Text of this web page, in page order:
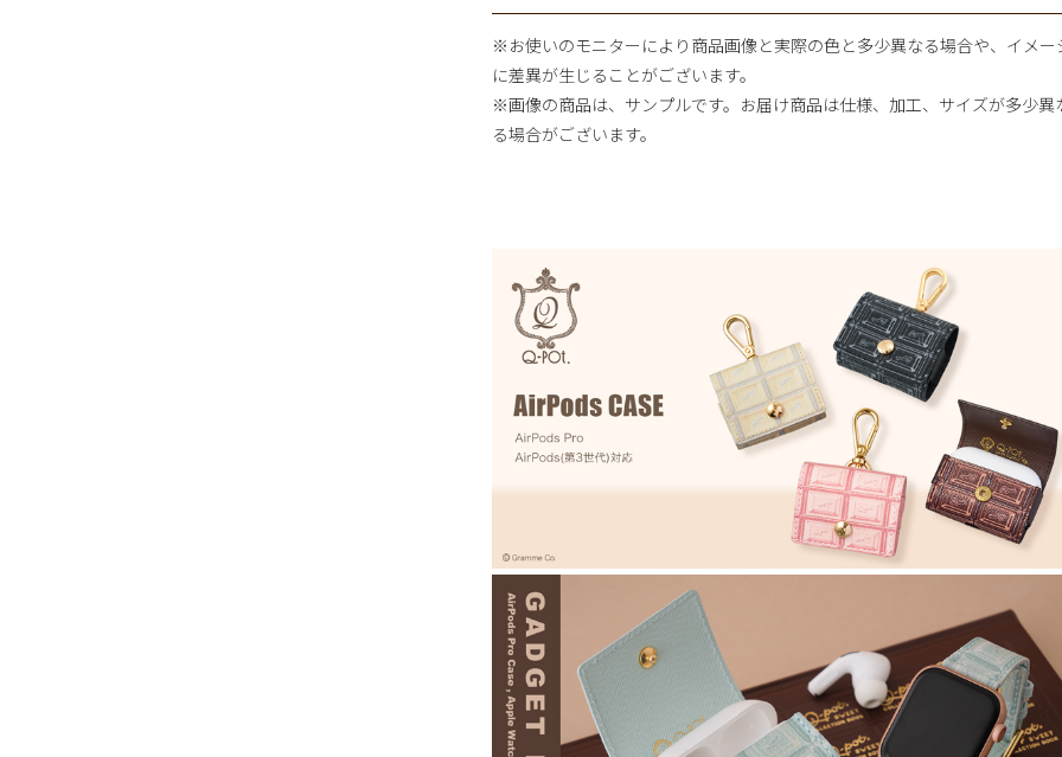
※お使いのモニターにより商品画像と実際の色と多少異なる場合や、イメー
に差異が生じることがございます。
※画像の商品は、サンプルです。お届け商品は仕様、加工、サイズが多少異
る場合がございます。